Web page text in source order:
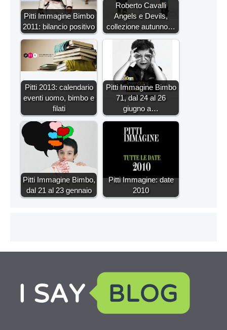
Pitti Immagine Bimbo
2011: bilancio positivo
Roberto Cavalli
Angels e Devils,
collezione autunno…
Pitti 2013: calendario
eventi uomo, bimbo e
filati
Pitti Immagine Bimbo
71, dal 24 al 26
giugno a…
Pitti Immagine Bimbo,
dal 21 al 23 gennaio
Pitti Immagine: date
2010